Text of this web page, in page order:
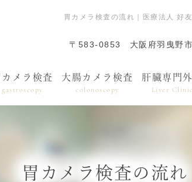
胃カメラ検査の流れ｜医療法人 好
〒583-0853 大阪府羽曳野
カメラ検査
gastroscopy
大腸カメラ検査
colonoscopy
肝臓専門
Liver Clinic
胃カメラ検査の流れ